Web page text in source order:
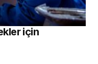
için